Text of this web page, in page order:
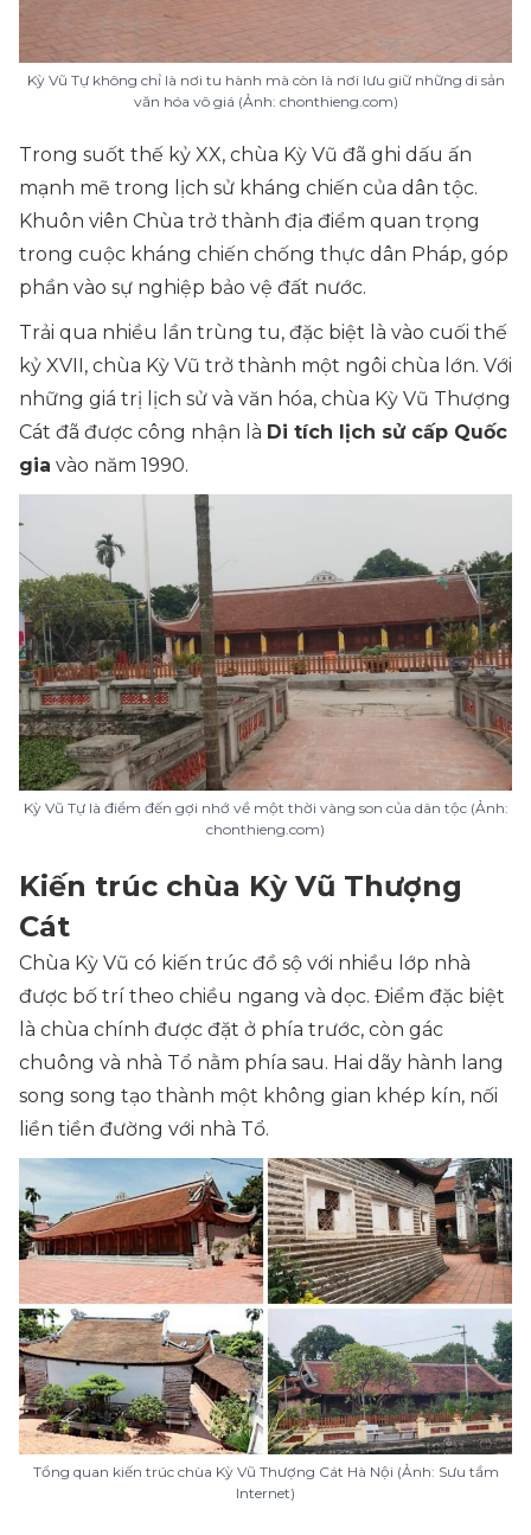
Kỳ Vũ Tự không chỉ là nơi tu hành mà còn là nơi lưu giữ những di sản
văn hóa vô giá (Ảnh: chonthieng.com)
Trong suốt thế kỷ XX, chùa Kỳ Vũ đã ghi dấu ấn
mạnh mẽ trong lịch sử kháng chiến của dân tộc.
Khuôn viên Chùa trở thành địa điểm quan trọng
trong cuộc kháng chiến chống thực dân Pháp, góp
phần vào sự nghiệp bảo vệ đất nước.
Trải qua nhiều lần trùng tu, đặc biệt là vào cuối thế
kỷ XVII, chùa Kỳ Vũ trở thành một ngôi chùa lớn. Với
những giá trị lịch sử và văn hóa, chùa Kỳ Vũ Thượng
Cát đã được công nhận là Di tích lịch sử cấp Quốc
gia vào năm 1990.
Kỳ Vũ Tự là điểm đến gợi nhớ về một thời vàng son của dân tộc (Ảnh:
chonthieng.com)
Kiến trúc chùa Kỳ Vũ Thượng
Cát
Chùa Kỳ Vũ có kiến trúc đồ sộ với nhiều lớp nhà
được bố trí theo chiều ngang và dọc. Điểm đặc biệt
là chùa chính được đặt ở phía trước, còn gác
chuông và nhà Tổ nằm phía sau. Hai dãy hành lang
song song tạo thành một không gian khép kín, nối
liền tiền đường với nhà Tổ.
Tổng quan kiến trúc chùa Kỳ Vũ Thượng Cát Hà Nội (Ảnh: Sưu tầm
Internet)